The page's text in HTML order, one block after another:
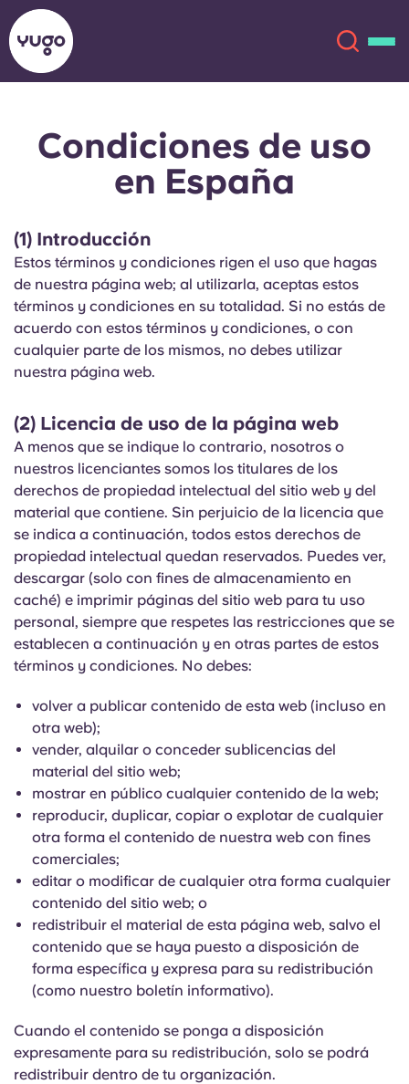
Acerca de
Ubicaciones
Más
Cuenta
English (GB)
English (US)
Chinese
Español
Català
Deutsch
French
Portuguese
Elige un país
Elige una ciudad
Elige una residencia
Iniciar sesión
Reserva ahora
English (GB)
English (US)
Chinese
Català Deutsch
Condiciones de uso
en España
(1) Introducción
Estos términos y condiciones rigen el uso que hagas
de nuestra página web; al utilizarla, aceptas estos
términos y condiciones en su totalidad. Si no estás de
acuerdo con estos términos y condiciones, o con
cualquier parte de los mismos, no debes utilizar
nuestra página web.
(2) Licencia de uso de la página web
A menos que se indique lo contrario, nosotros o
nuestros licenciantes somos los titulares de los
derechos de propiedad intelectual del sitio web y del
material que contiene. Sin perjuicio de la licencia que
se indica a continuación, todos estos derechos de
propiedad intelectual quedan reservados. Puedes ver,
descargar (solo con fines de almacenamiento en
caché) e imprimir páginas del sitio web para tu uso
personal, siempre que respetes las restricciones que se
establecen a continuación y en otras partes de estos
términos y condiciones. No debes:
volver a publicar contenido de esta web (incluso en
otra web);
vender, alquilar o conceder sublicencias del
material del sitio web;
mostrar en público cualquier contenido de la web;
reproducir, duplicar, copiar o explotar de cualquier
otra forma el contenido de nuestra web con fines
comerciales;
editar o modificar de cualquier otra forma cualquier
contenido del sitio web; o
redistribuir el material de esta página web, salvo el
contenido que se haya puesto a disposición de
forma específica y expresa para su redistribución
(como nuestro boletín informativo).
Cuando el contenido se ponga a disposición
expresamente para su redistribución, solo se podrá
redistribuir dentro de tu organización.